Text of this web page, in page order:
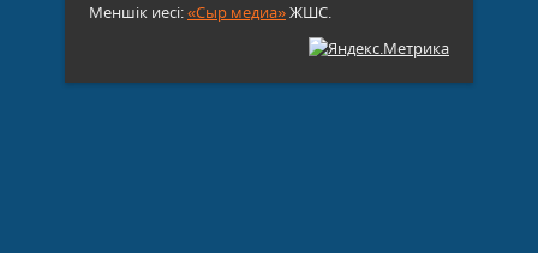
Меншік иесі:«Сыр медиа»ЖШС.